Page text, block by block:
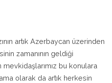
artık Azerbaycan üzerinden
zamanının geldiği
bu konulara
olarak da artık herkesin